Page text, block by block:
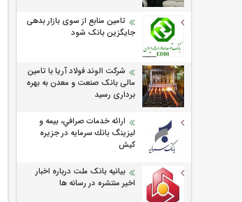
تامین منابع از سوی بازار بدهی
جایگزین بانک شود
شرکت الوند فولاد آریا با تامین
مالی بانک صنعت و معدن به بهره
برداری رسید
ارائه خدمات صرافي، بيمه و
ليزينگ بانك سرمايه در جزيره
كيش
بیانیه بانک ملت درباره اخبار
اخیر منتشره در رسانه ها